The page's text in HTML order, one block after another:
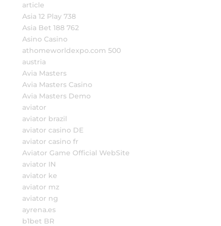
article
Asia 12 Play 738
Asia Bet 188 762
Asino Casino
athomeworldexpo.com 500
austria
Avia Masters
Avia Masters Casino
Avia Masters Demo
aviator
aviator brazil
aviator casino DE
aviator casino fr
Aviator Game Official WebSite
aviator IN
aviator ke
aviator mz
aviator ng
ayrena.es
b1bet BR